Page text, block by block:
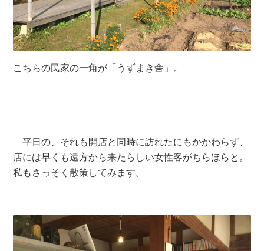
こちらの民家の一角が「うずまき舎」。
平日の、それも開店と同時に訪れたにもかかわらず、
店には早くも遠方から来たらしい女性客がちらほらと。
私もさっそく散策してみます。